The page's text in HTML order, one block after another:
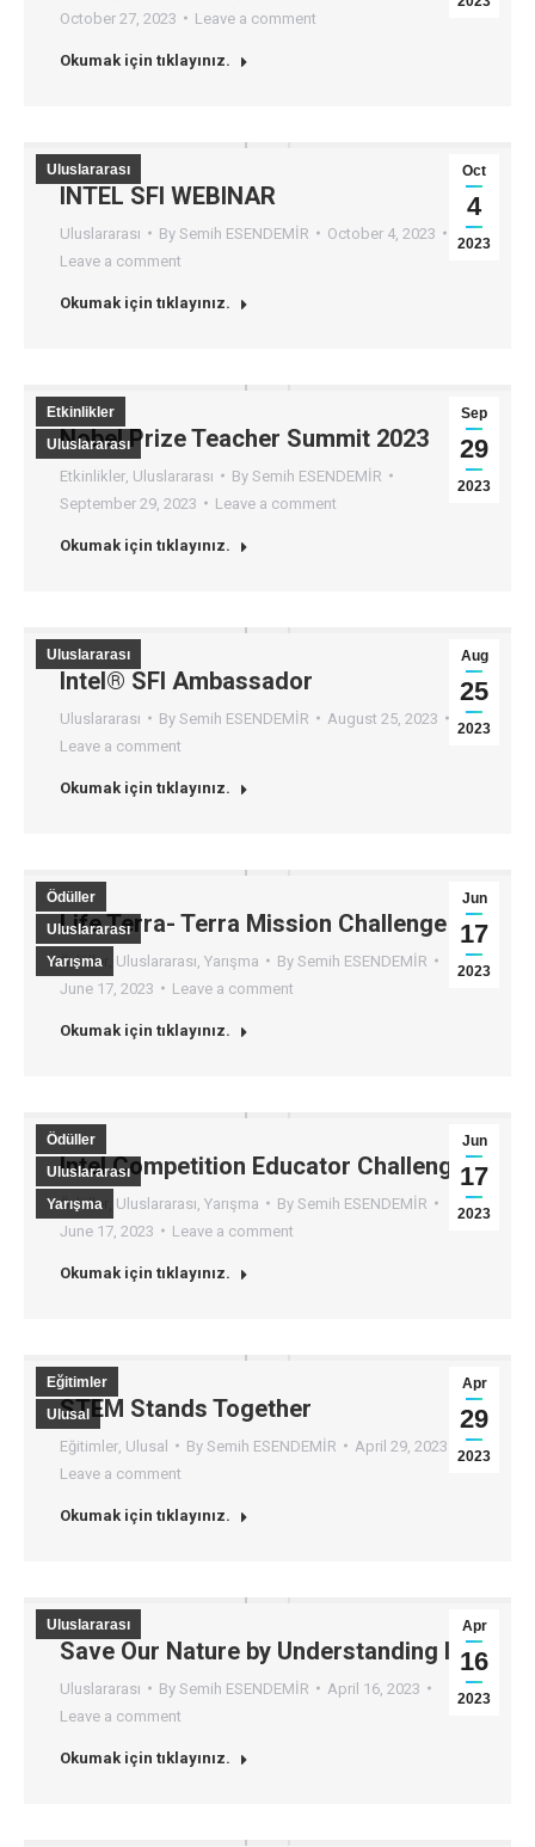
October 27, 2023
Leave a comment
Okumak için tıklayınız.
Oct
4
2023
Uluslararası
INTEL SFI WEBINAR
Uluslararası By Semih ESENDEMİR
October 4, 2023
Leave a comment
Okumak için tıklayınız.
Sep
29
2023
Etkinlikler
Uluslararası
Nobel Prize Teacher Summit 2023
Etkinlikler Uluslararası By Semih ESENDEMİR
September 29, 2023
Leave a comment
Okumak için tıklayınız.
Aug
25
2023
Uluslararası
Intel® SFI Ambassador
Uluslararası By Semih ESENDEMİR
August 25, 2023
Leave a comment
Okumak için tıklayınız.
Jun
17
2023
Ödüller
Uluslararası
Yarışma
Life Terra- Terra Mission Challenge
Ödüller Uluslararası Yarışma By Semih ESENDEMİR
June 17, 2023
Leave a comment
Okumak için tıklayınız.
Jun
17
2023
Ödüller
Uluslararası
Yarışma
Intel Competition Educator Challenge
Ödüller Uluslararası Yarışma By Semih ESENDEMİR
June 17, 2023
Leave a comment
Okumak için tıklayınız.
Apr
29
2023
Eğitimler
Ulusal
STEM Stands Together
Eğitimler Ulusal By Semih ESENDEMİR
April 29, 2023
Leave a comment
Okumak için tıklayınız.
Apr
16
2023
Uluslararası
Save Our Nature by Understanding It!
Uluslararası By Semih ESENDEMİR
April 16, 2023
Leave a comment
Okumak için tıklayınız.